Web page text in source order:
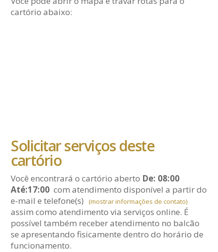
cartório abaixo:
Solicitar serviços deste
cartório
Você encontrará o cartório aberto De: 08:00
Até:17:00 com atendimento disponível a partir do
e-maile telefone(s) (mostrar informações de contato)
assim como atendimento via serviços online. É
possível também receber atendimento no balcão
se apresentando fisicamente dentro do horário de
funcionamento.